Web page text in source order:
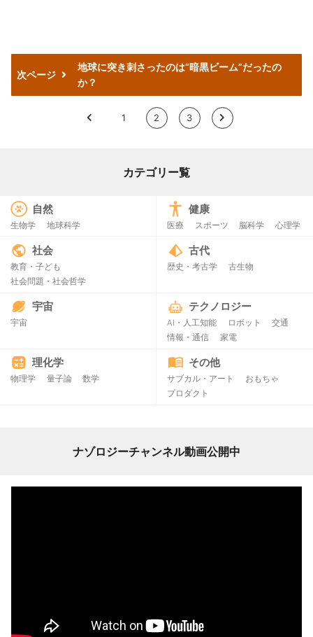
次ページ
地球に突き刺さったのは“暗黒ビーム”だったの
か？
< 1 2 3 >
カテゴリー覧
自然
生物学 地球科学
健康
医療 スポーツ 脳科学 心理学
社会
教育・子ども
社会問題・社会哲学
古代
歴史・考古学 古生物
宇宙
宇宙
テクノロジー
AI・人工知能 ロボット
交通
情報・通信
家電
理化学
物理学 量子論 数学
その他
サブカル・アート
おもちゃ
プロダクト
ナゾロジーチャンネル動画公開中